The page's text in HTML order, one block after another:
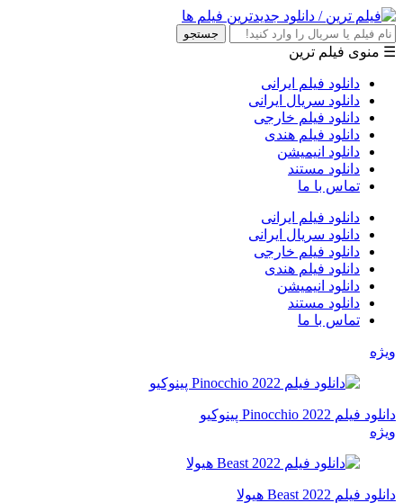
جستجو
☰ منوی فیلم ترین
دانلود فیلم ایرانی
دانلود سریال ایرانی
دانلود فیلم خارجی
دانلود فیلم هندی
دانلود انیمیشن
دانلود مستند
تماس با ما
دانلود فیلم ایرانی
دانلود سریال ایرانی
دانلود فیلم خارجی
دانلود فیلم هندی
دانلود انیمیشن
دانلود مستند
تماس با ما
ویژه
دانلود فیلم Pinocchio 2022 پینوکیو
ویژه
دانلود فیلم Beast 2022 هیولا